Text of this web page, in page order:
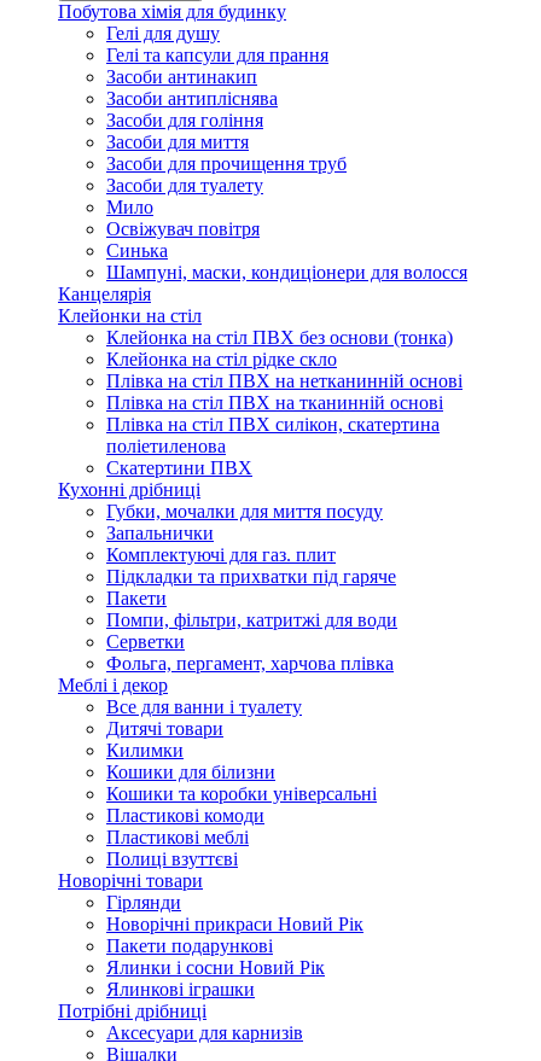
Побутова хімія для будинку
Гелі для душу
Гелі та капсули для прання
Засоби антинакип
Засоби антипліснява
Засоби для гоління
Засоби для миття
Засоби для прочищення труб
Засоби для туалету
Мило
Освіжувач повітря
Синька
Шампуні, маски, кондиціонери для волосся
Канцелярія
Клейонки на стіл
Клейонка на стіл ПВХ без основи (тонка)
Клейонка на стіл рідке скло
Плівка на стіл ПВХ на нетканинній основі
Плівка на стіл ПВХ на тканинній основі
Плівка на стіл ПВХ силікон, скатертина
поліетиленова
Скатертини ПВХ
Кухонні дрібниці
Губки, мочалки для миття посуду
Запальнички
Комплектуючі для газ. плит
Підкладки та прихватки під гаряче
Пакети
Помпи, фільтри, катритжі для води
Серветки
Фольга, пергамент, харчова плівка
Меблі і декор
Все для ванни і туалету
Дитячі товари
Килимки
Кошики для білизни
Кошики та коробки універсальні
Пластикові комоди
Пластикові меблі
Полиці взуттєві
Новорічні товари
Гірлянди
Новорічні прикраси Новий Рік
Пакети подарункові
Ялинки і сосни Новий Рік
Ялинкові іграшки
Потрібні дрібниці
Аксесуари для карнизів
Вішалки